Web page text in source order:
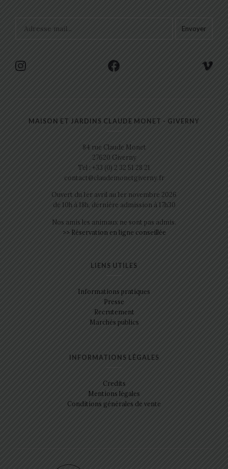
MAISON ET JARDINS CLAUDE MONET - GIVERNY
84 rue Claude Monet
27620 Giverny
Tel : +33 (0) 2 32 51 28 21
contact@claudemonetgiverny.fr
Ouvert du 1er avril au 1er novembre 2026
de 10h à 18h, dernière admission à 17h30
Nos amis les animaux ne sont pas admis.
>> Réservation en ligne conseillée
LIENS UTILES
Informations pratiques
Presse
Recrutement
Marchés publics
INFORMATIONS LÉGALES
Credits
Mentions légales
Conditions générales de vente